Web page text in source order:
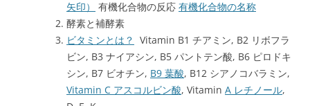
矢印）
有機化合物の反応 有機化合物の名称
酵素と補酵素
ビタミンとは？ Vitamin B1 チアミン, B2 リボフラ
ビン, B3 ナイアシン, B5 パントテン酸, B6 ピロドキ
シン, B7 ビオチン, B9 葉酸, B12 シアノコバラミン,
Vitamin C アスコルビン酸, Vitamin A レチノール,